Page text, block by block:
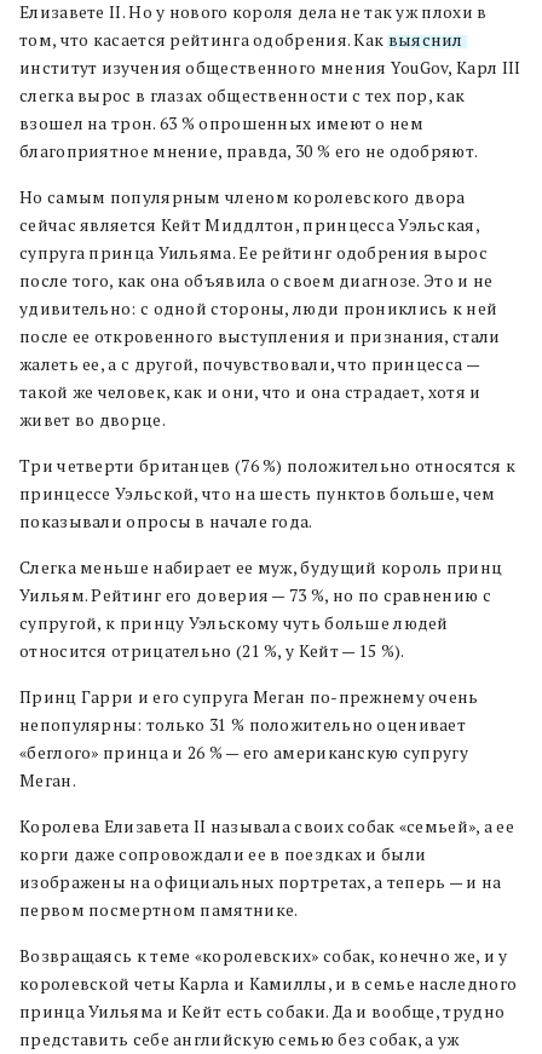
Елизавете II. Но у нового короля дела не так уж плохи в
том, что касается рейтинга одобрения. Каквыяснил
институт изучения общественного мнения YouGov, Карл III
слегка вырос в глазах общественности с тех пор, как
взошел на трон. 63 % опрошенных имеют о нем
благоприятное мнение, правда, 30 % его не одобряют.
Но самым популярным членом королевского двора
сейчас является Кейт Миддлтон, принцесса Уэльская,
супруга принца Уильяма. Ее рейтинг одобрения вырос
после того, как она объявила о своем диагнозе. Это и не
удивительно: с одной стороны, люди прониклись к ней
после ее откровенного выступления и признания, стали
жалеть ее, а с другой, почувствовали, что принцесса —
такой же человек, как и они, что и она страдает, хотя и
живет во дворце.
Три четверти британцев (76 %) положительно относятся к
принцессе Уэльской, что на шесть пунктов больше, чем
показывали опросы в начале года.
Слегка меньше набирает ее муж, будущий король принц
Уильям. Рейтинг его доверия — 73 %, но по сравнению с
супругой, к принцу Уэльскому чуть больше людей
относится отрицательно (21 %, у Кейт — 15 %).
Принц Гарри и его супруга Меган по-прежнему очень
непопулярны: только 31 % положительно оценивает
«беглого» принца и 26 % — его американскую супругу
Меган.
Королева Елизавета II называла своих собак «семьей», а ее
корги даже сопровождали ее в поездках и были
изображены на официальных портретах, а теперь — и на
первом посмертном памятнике.
Возвращаясь к теме «королевских» собак, конечно же, и у
королевской четы Карла и Камиллы, и в семье наследного
принца Уильяма и Кейт есть собаки. Да и вообще, трудно
представить себе английскую семью без собак, а уж